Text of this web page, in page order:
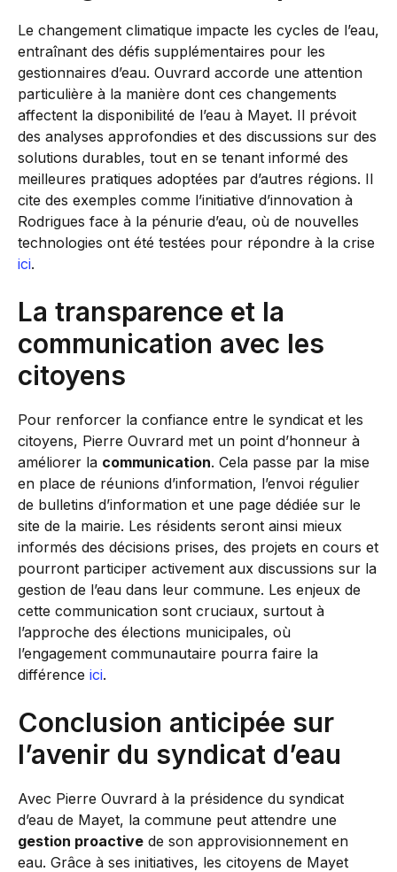
Le changement climatique impacte les cycles de l’eau,
entraînant des défis supplémentaires pour les
gestionnaires d’eau. Ouvrard accorde une attention
particulière à la manière dont ces changements
affectent la disponibilité de l’eau à Mayet. Il prévoit
des analyses approfondies et des discussions sur des
solutions durables, tout en se tenant informé des
meilleures pratiques adoptées par d’autres régions. Il
cite des exemples comme l’initiative d’innovation à
Rodrigues face à la pénurie d’eau, où de nouvelles
technologies ont été testées pour répondre à la crise
ici.
La transparence et la
communication avec les
citoyens
Pour renforcer la confiance entre le syndicat et les
citoyens, Pierre Ouvrard met un point d’honneur à
améliorer la communication. Cela passe par la mise
en place de réunions d’information, l’envoi régulier
de bulletins d’information et une page dédiée sur le
site de la mairie. Les résidents seront ainsi mieux
informés des décisions prises, des projets en cours et
pourront participer activement aux discussions sur la
gestion de l’eau dans leur commune. Les enjeux de
cette communication sont cruciaux, surtout à
l’approche des élections municipales, où
l’engagement communautaire pourra faire la
différence ici.
Conclusion anticipée sur
l’avenir du syndicat d’eau
Avec Pierre Ouvrard à la présidence du syndicat
d’eau de Mayet, la commune peut attendre une
gestion proactive de son approvisionnement en
eau. Grâce à ses initiatives, les citoyens de Mayet